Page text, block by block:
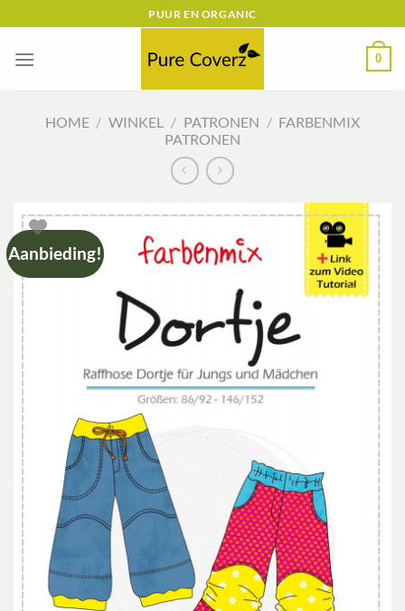
naar
inhoud
PUUR EN ORGANIC
0
HOME / WINKEL / PATRONEN / FARBENMIX
PATRONEN
Aanbieding!